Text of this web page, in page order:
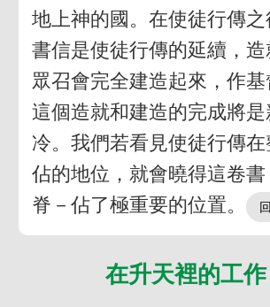
地上神的國。在使徒行傳之
書信是使徒行傳的延續，
眾召會完全建造起來，作基
這個造就和建造的完成將
冷。我們若看見使徒行傳
佔的地位，就會曉得這卷
脊－佔了極重要的位置。
在升天裡的工作